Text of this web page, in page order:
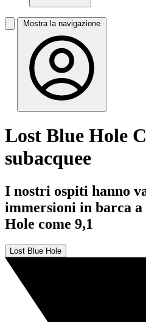
Mostra la navigazione
Lost Blue Hole
subacquee
I nostri ospiti hanno
immersioni in barca
Hole come 9,1
Lost Blue Hole